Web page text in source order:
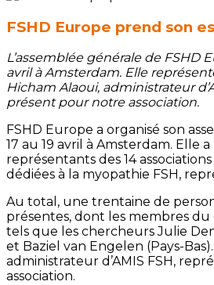
FSHD Europe prend son
L’assemblée générale de FSHD
avril à Amsterdam. Elle
Hicham Alaoui, administrateur
présent pour notre association.
FSHD Europe a organisé son
17 au 19 avril à Amsterdam. Elle
représentants des 14
dédiées à la myopathie FSH,
Au total, une trentaine de
présentes, dont les membres
tels que les chercheurs Julie
et Baziel van Engelen (Pays-
administrateur d’AMIS FSH,
association.